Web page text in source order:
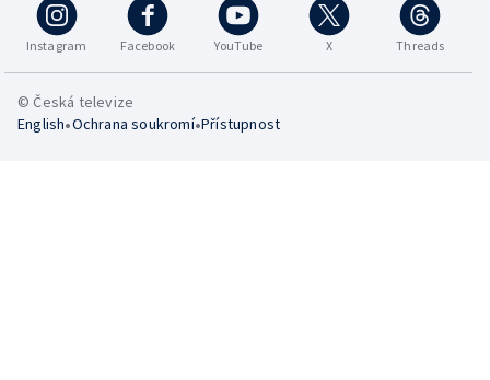
Instagram Facebook YouTube X Threads
© Česká televize
English•Ochrana soukromí•Přístupnost